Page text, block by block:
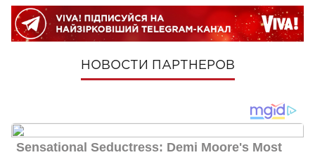
НОВОСТИ ПАРТНЕРОВ